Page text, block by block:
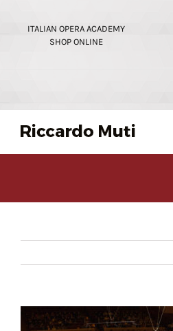
ITALIAN OPERA ACADEMY
SHOP ONLINE